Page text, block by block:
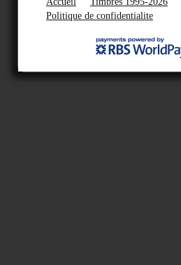
Politique de confidentialite